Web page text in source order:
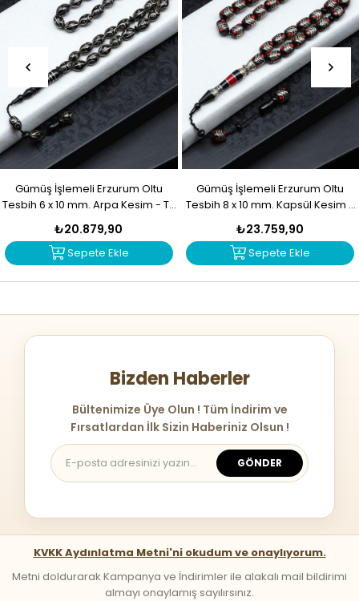
Gümüş İşlemeli Erzurum Oltu
Tesbih 6 x 10 mm. Arpa Kesim - T-
₺20.879,90
Sepete Ekle
Gümüş İşlemeli Erzurum Oltu
Tesbih 8 x 10 mm. Kapsül Kesim -
₺23.759,90
Sepete Ekle
Bizden Haberler
Bültenimize Üye Olun ! Tüm İndirim ve
Fırsatlardan İlk Sizin Haberiniz Olsun !
GÖNDER
KVKK Aydınlatma Metni'ni okudum ve onaylıyorum.
Metni doldurarak Kampanya ve İndirimler ile alakalı mail bildirimi
almayı onaylamış sayılırsınız.